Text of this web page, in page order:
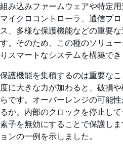
組み込みファームウェアや特定
マイクロコントローラ、通信プ
ス、多様な保護機能などの重要
す。そのため、この種のソリュ
りスマートなシステムを構築でき
保護機能を集積するのは重要な
度に大きな力が加わると、破損
らです。オーバーレンジの可能
るか、内部のクロックを停止し
素子を無効にすることで保護し
ョンの一例を示しました。